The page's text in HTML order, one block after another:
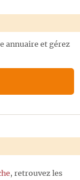
annuaire et gérez
, retrouvez les